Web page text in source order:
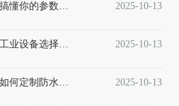
选航空插头？先搞懂你的参数需求！ 2025-10-13
时间就是金钱：工业设备选择连接器的早期规划至关重要 2025-10-13
什么是防水线？如何定制防水线？ 2025-10-13